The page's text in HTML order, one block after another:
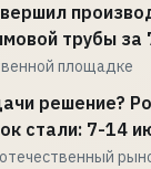
трубы за
площадке
решение?
стали: 7-14